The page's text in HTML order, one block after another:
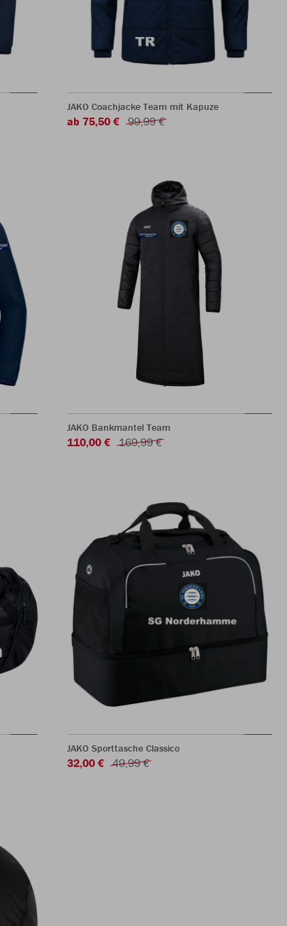
JAKO Coachjacke Team mit Kapuze
ab 75,50 € 99,99 €
JAKO Bankmantel Team
110,00 € 169,99 €
JAKO Sporttasche Classico
32,00 € 49,99 €